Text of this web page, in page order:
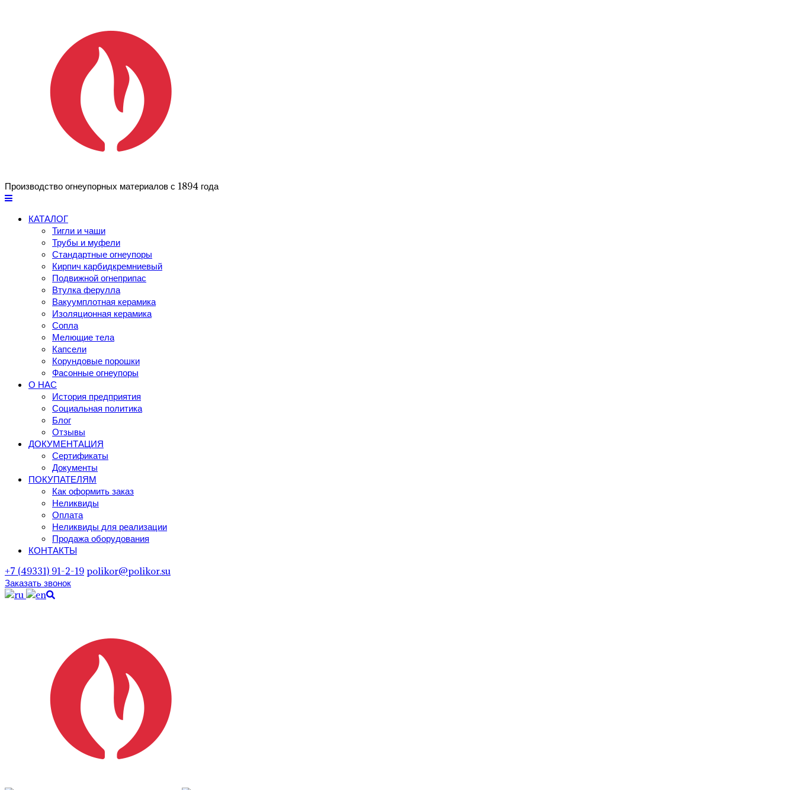
Производство огнеупорных материалов с 1894 года
КАТАЛОГ
Тигли и чаши
Трубы и муфели
Стандартные огнеупоры
Кирпич карбидкремниевый
Подвижной огнеприпас
Втулка ферулла
Вакуумплотная керамика
Изоляционная керамика
Сопла
Мелющие тела
Капсели
Корундовые порошки
Фасонные огнеупоры
О НАС
История предприятия
Социальная политика
Блог
Отзывы
ДОКУМЕНТАЦИЯ
Сертификаты
Документы
ПОКУПАТЕЛЯМ
Как оформить заказ
Неликвиды
Оплата
Неликвиды для реализации
Продажа оборудования
КОНТАКТЫ
+7 (49331) 91-2-19 polikor@polikor.su
Заказать звонок